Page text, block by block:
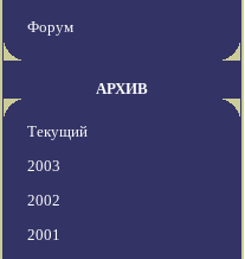
Форум
АРХИВ
Текущий
2003
2002
2001